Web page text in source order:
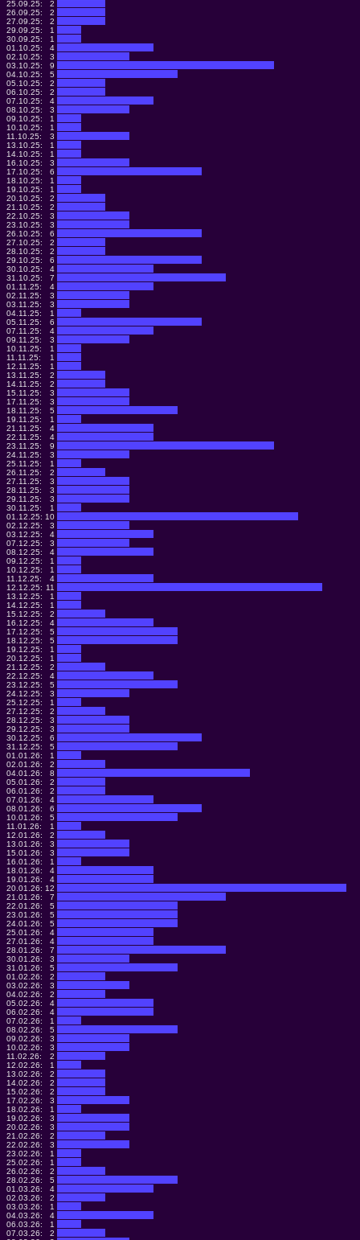
25.09.25:
2
26.09.25:
2
27.09.25:
2
29.09.25:
1
30.09.25:
1
01.10.25:
4
02.10.25:
3
03.10.25:
9
04.10.25:
5
05.10.25:
2
06.10.25:
2
07.10.25:
4
08.10.25:
3
09.10.25:
1
10.10.25:
1
11.10.25:
3
13.10.25:
1
14.10.25:
1
16.10.25:
3
17.10.25:
6
18.10.25:
1
19.10.25:
1
20.10.25:
2
21.10.25:
2
22.10.25:
3
23.10.25:
3
26.10.25:
6
27.10.25:
2
28.10.25:
2
29.10.25:
6
30.10.25:
4
31.10.25:
7
01.11.25:
4
02.11.25:
3
03.11.25:
3
04.11.25:
1
05.11.25:
6
07.11.25:
4
09.11.25:
3
10.11.25:
1
11.11.25:
1
12.11.25:
1
13.11.25:
2
14.11.25:
2
15.11.25:
3
17.11.25:
3
18.11.25:
5
19.11.25:
1
21.11.25:
4
22.11.25:
4
23.11.25:
9
24.11.25:
3
25.11.25:
1
26.11.25:
2
27.11.25:
3
28.11.25:
3
29.11.25:
3
30.11.25:
1
01.12.25: 10
02.12.25:
3
03.12.25:
4
07.12.25:
3
08.12.25:
4
09.12.25:
1
10.12.25:
1
11.12.25:
4
12.12.25: 11
13.12.25:
1
14.12.25:
1
15.12.25:
2
16.12.25:
4
17.12.25:
5
18.12.25:
5
19.12.25:
1
20.12.25:
1
21.12.25:
2
22.12.25:
4
23.12.25:
5
24.12.25:
3
25.12.25:
1
27.12.25:
2
28.12.25:
3
29.12.25:
3
30.12.25:
6
31.12.25:
5
01.01.26:
1
02.01.26:
2
04.01.26:
8
05.01.26:
2
06.01.26:
2
07.01.26:
4
08.01.26:
6
10.01.26:
5
11.01.26:
1
12.01.26:
2
13.01.26:
3
15.01.26:
3
16.01.26:
1
18.01.26:
4
19.01.26:
4
20.01.26: 12
21.01.26:
7
22.01.26:
5
23.01.26:
5
24.01.26:
5
25.01.26:
4
27.01.26:
4
28.01.26:
7
30.01.26:
3
31.01.26:
5
01.02.26:
2
03.02.26:
3
04.02.26:
2
05.02.26:
4
06.02.26:
4
07.02.26:
1
08.02.26:
5
09.02.26:
3
10.02.26:
3
11.02.26:
2
12.02.26:
1
13.02.26:
2
14.02.26:
2
15.02.26:
2
17.02.26:
3
18.02.26:
1
19.02.26:
3
20.02.26:
3
21.02.26:
2
22.02.26:
3
23.02.26:
1
25.02.26:
1
26.02.26:
2
28.02.26:
5
01.03.26:
4
02.03.26:
2
03.03.26:
1
04.03.26:
4
06.03.26:
1
07.03.26:
2